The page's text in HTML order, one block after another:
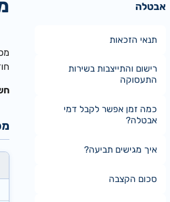
אבטלה
תנאי הזכאות
רישום והתייצבות בשירות
התעסוקה
כמה זמן אפשר לקבל דמי
אבטלה?
איך מגישים תביעה?
סכום הקצבה